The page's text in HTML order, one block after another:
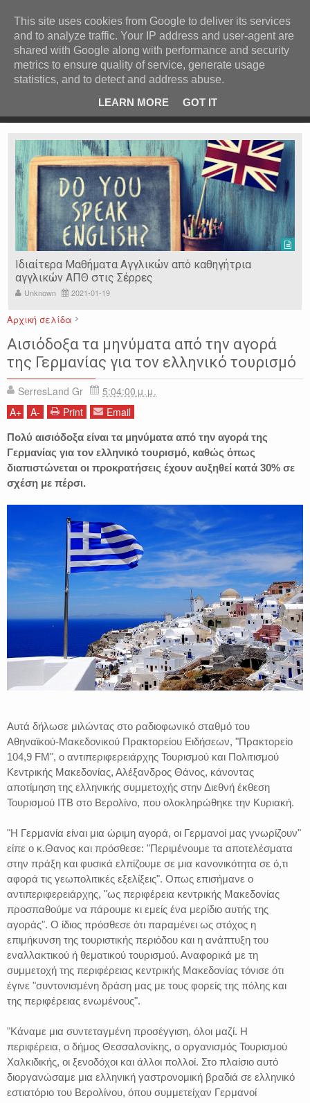
Ιερόσυλοι έκλεψαν τάματα από Ιερό Ναό στις Σέρρες
Ιδιαίτερα Μαθήματα Αγγλικών από καθηγήτρια
αγγλικών ΑΠΘ στις Σέρρες
Unknown 2021-01-19
Αρχική σελίδα
ΑΛΕΞΑΝΔΡΟΣ ΘΑΝΟΣ
ΑΜΦΙΠΟΛΗ ΓΕΡΜΑΝΙΑ
ΕΙΔΗΣΕΙΣ
ΕΛΛΑΔΑ
ΤΟΥΡΙΣΜΟΣ ΤΥΜΒΟΣ ΚΑΣΤΑ
Αισιόδοξα τα μηνύματα από την αγορά
της Γερμανίας για τον ελληνικό τουρισμό
SerresLand Gr
5:04:00 μ.μ.
A+ A- Print Email
Πολύ αισιόδοξα είναι τα μηνύματα από την αγορά της
Γερμανίας για τον ελληνικό τουρισμό, καθώς όπως
διαπιστώνεται οι προκρατήσεις έχουν αυξηθεί κατά 30% σε
σχέση με πέρσι.
Αυτά δήλωσε μιλώντας στο ραδιοφωνικό σταθμό του
Αθηναϊκού-Μακεδονικού Πρακτορείου Ειδήσεων, "Πρακτορείο
104,9 FM", ο αντιπεριφερειάρχης Τουρισμού και Πολιτισμού
Κεντρικής Μακεδονίας, Αλέξανδρος Θάνος, κάνοντας
αποτίμηση της ελληνικής συμμετοχής στην Διεθνή έκθεση
Τουρισμού ITB στο Βερολίνο, που ολοκληρώθηκε την Κυριακή.
"Η Γερμανία είναι μια ώριμη αγορά, οι Γερμανοί μας γνωρίζουν"
είπε ο κ.Θανος και πρόσθεσε: "Περιμένουμε τα αποτελέσματα
στην πράξη και φυσικά ελπίζουμε σε μια κανονικότητα σε ό,τι
αφορά τις γεωπολιτικές εξελίξεις". Οπως επισήμανε ο
αντιπεριφερειάρχης, "ως περιφέρεια κεντρικής Μακεδονίας
προσπαθούμε να πάρουμε κι εμείς ένα μερίδιο αυτής της
αγοράς". Ο ίδιος πρόσθεσε ότι παραμένει ως στόχος η
επιμήκυνση της τουριστικής περιόδου και η ανάπτυξη του
εναλλακτικού ή θεματικού τουρισμού. Αναφορικά με τη
συμμετοχή της περιφέρειας κεντρικής Μακεδονίας τόνισε ότι
έγινε "συντονισμένη δράση μας με τους φορείς της πόλης και
της περιφέρειας ενωμένους".
"Κάναμε μια συντεταγμένη προσέγγιση, όλοι μαζί. Η
περιφέρεια, ο δήμος Θεσσαλονίκης, ο οργανισμός Τουρισμού
Χαλκιδικής, οι ξενοδόχοι και άλλοι πολλοί. Στο πλαίσιο αυτό
διοργανώσαμε μια ελληνική γαστρονομική βραδιά σε ελληνικό
εστιατόριο του Βερολίνου, όπου συμμετείχαν Γερμανοί
ΚΕΝΤΡΙΚΗ ΑΝΑ ΚΑΤΗΓΟΡΙΑ
ΕΙΔΗΣΕΙΣ ΑΝΑ ΠΕΡΙΟΧΗ
ΠΡΟΣΦΑΤΑ ΝΕΑ
Ν. ΣΕΡΡΩΝ Η ΓΗ ΜΑΣ
ΤΥΧΑΙΕΣ ΑΝΑΡΤΗΣΕΙΣ/ΑΡΘΡΑ
Serres Racing Circuit
Panserraikos FC
Ikaroi B.C.
This site uses cookies from Google to deliver its services
and to analyze traffic. Your IP address and user-agent are
shared with Google along with performance and security
metrics to ensure quality of service, generate usage
statistics, and to detect and address abuse.
LEARN MORE
GOT IT